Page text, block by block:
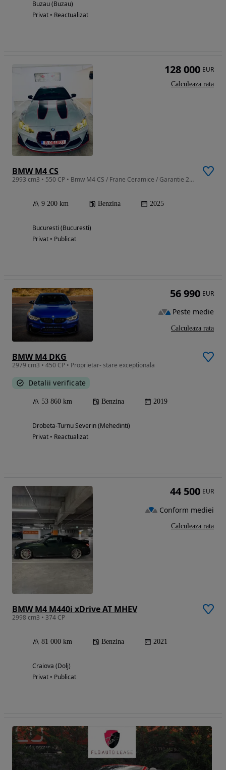
Buzau (Buzau)
Privat • Reactualizat
BMW M4 CS
2993 cm3 • 550 CP • Bmw M4 CS / Frane Ceramice / Garantie 2030
9 200 km Benzina 2025
Bucuresti (Bucuresti)
Privat • Publicat
128 000 EUR
Calculeaza rata
BMW M4 DKG
2979 cm3 • 450 CP • Proprietar- stare exceptionala
Detalii verificate
53 860 km Benzina 2019
Drobeta-Turnu Severin (Mehedinti)
Privat • Reactualizat
56 990 EUR
Peste medie
Calculeaza rata
BMW M4 M440i xDrive AT MHEV
2998 cm3 • 374 CP
81 000 km Benzina 2021
Craiova (Dolj)
Privat • Publicat
44 500 EUR
Conform mediei
Calculeaza rata